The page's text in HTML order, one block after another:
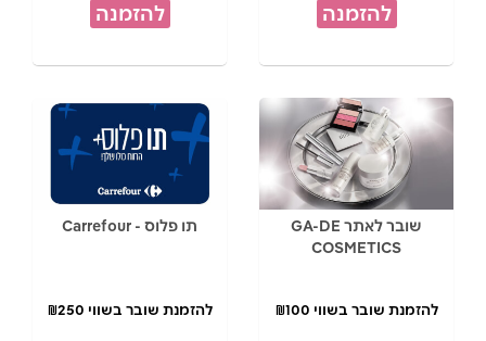
להזמנה להזמנה
שובר לאתר GA-DE
COSMETICS
להזמנת שובר בשווי ₪100
תו פלוס - Carrefour
להזמנת שובר בשווי ₪250